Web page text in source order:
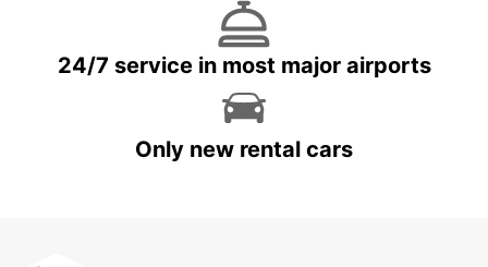
24/7 service in most major airports
Only new rental cars